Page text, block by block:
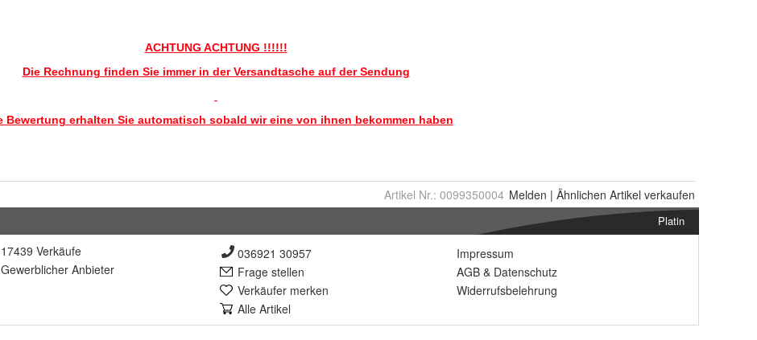
Artikel Nr.: 0099350004 Melden | Ähnlichen Artikel verkaufen
Platin
17439 Verkäufe
Gewerblicher Anbieter
036921 30957
Frage stellen
Verkäufer merken
Alle Artikel
Impressum
AGB & Datenschutz
Widerrufsbelehrung